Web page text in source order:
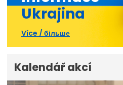
Ukrajina
Více / більше
Kalendář akcí